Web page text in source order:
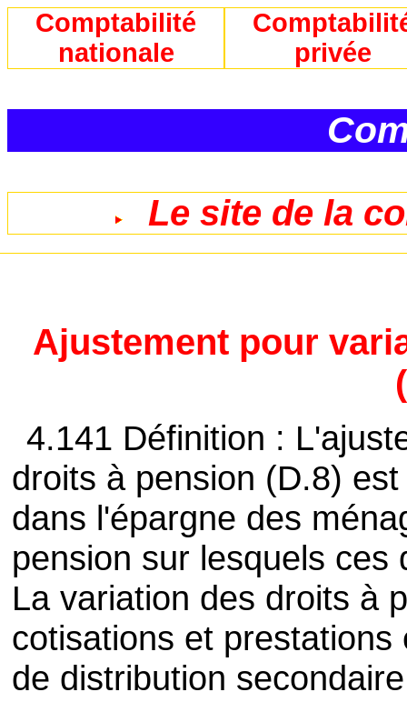
Comptabilité
nationale
privée
Le site de la
Ajustement pour
4.141 Définition :
droits à pension (D.8)
dans l'épargne des
pension sur lesquels
La variation des droits à
cotisations et
de distribution